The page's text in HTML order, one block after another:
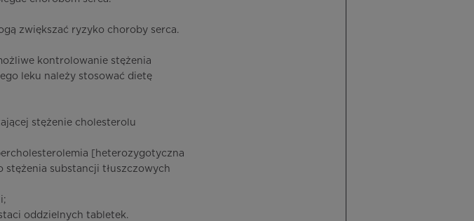
zwiększać ryzyko choroby serca.
kontrolowanie stężenia
leku należy stosować dietę
stężenie cholesterolu
[heterozygotyczna
substancji tłuszczowych
oddzielnych tabletek.